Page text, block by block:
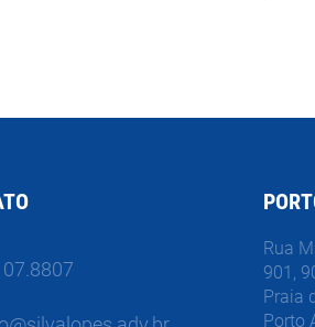
Rua
901,
Praia
Porto